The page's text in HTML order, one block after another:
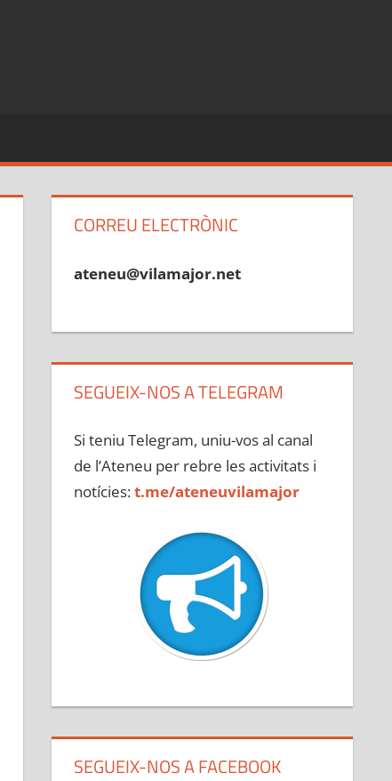
CORREU ELECTRÒNIC
ateneu@vilamajor.net
SEGUEIX-NOS A TELEGRAM
Si teniu Telegram, uniu-vos al canal
de l’Ateneu per rebre les activitats i
notícies:t.me/ateneuvilamajor
SEGUEIX-NOS A FACEBOOK